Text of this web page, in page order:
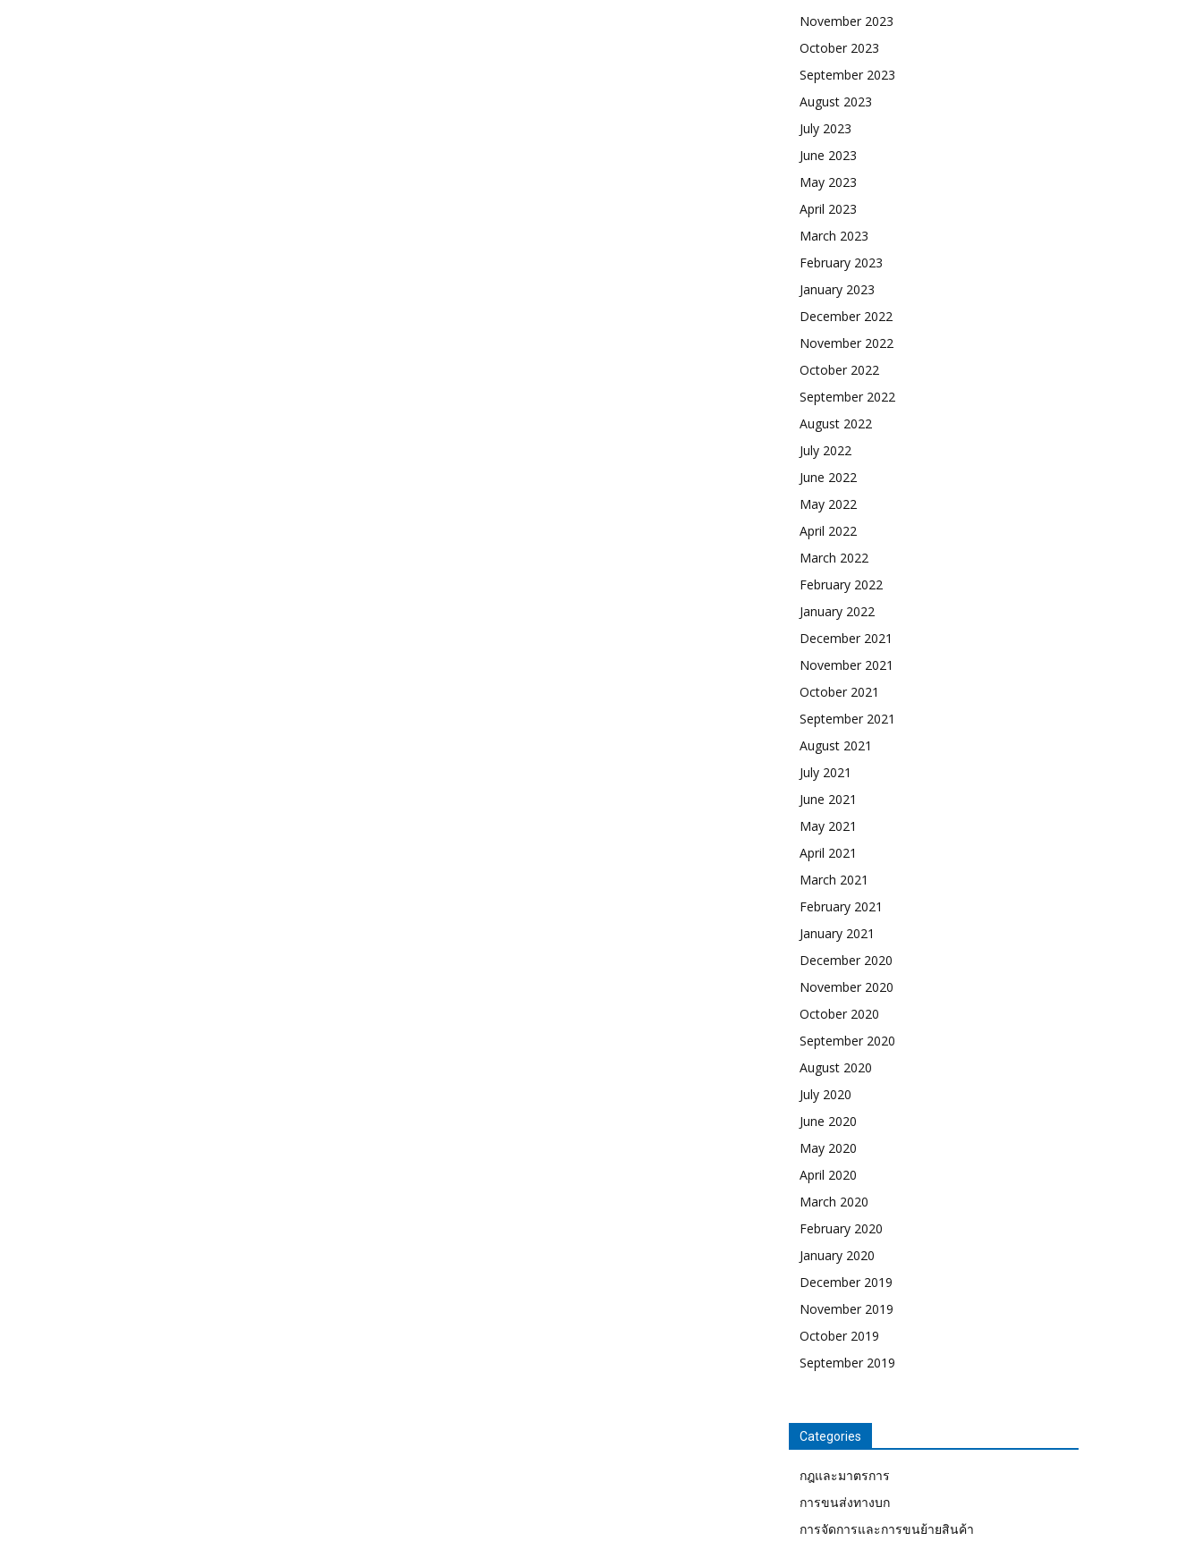
November 2023
October 2023
September 2023
August 2023
July 2023
June 2023
May 2023
April 2023
March 2023
February 2023
January 2023
December 2022
November 2022
October 2022
September 2022
August 2022
July 2022
June 2022
May 2022
April 2022
March 2022
February 2022
January 2022
December 2021
November 2021
October 2021
September 2021
August 2021
July 2021
June 2021
May 2021
April 2021
March 2021
February 2021
January 2021
December 2020
November 2020
October 2020
September 2020
August 2020
July 2020
June 2020
May 2020
April 2020
March 2020
February 2020
January 2020
December 2019
November 2019
October 2019
September 2019
Categories
กฎและมาตรการ
การขนส่งทางบก
การจัดการและการขนย้ายสินค้า